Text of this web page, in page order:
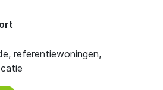
referentiewoningen,